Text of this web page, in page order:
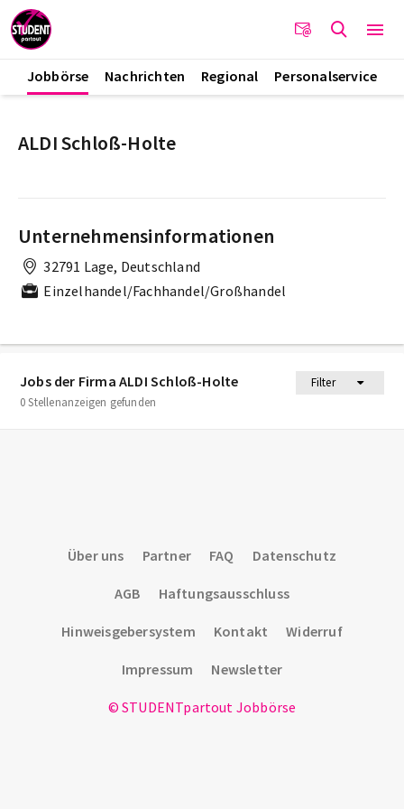
Jobbörse Nachrichten Regional Personalservice
Jobs der Firma ALDI Schloß-Holte
Filter
0 Stellenanzeigen gefunden
ALDI Schloß-Holte
Unternehmensinformationen
32791 Lage, Deutschland
Einzelhandel/Fachhandel/Großhandel
Über uns Partner FAQ Datenschutz
AGB Haftungsausschluss
Hinweisgebersystem Kontakt Widerruf
Impressum Newsletter
© STUDENTpartout Jobbörse